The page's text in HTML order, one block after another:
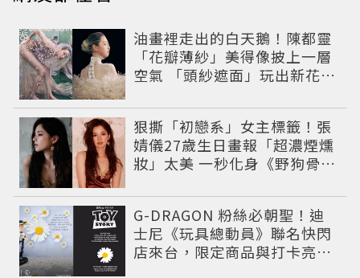
油畫裡走出的白天鵝！陳都靈
「花瓣薄紗」美得像披上一層
空氣 「頭紗遮面」玩出新花樣
狠撕「初戀系」女主標籤！張
婧儀27歲生日畫報「超濃煙燻
妝」太美 一秒化身《野狗骨
G-DRAGON 粉絲必朝聖！迪
士尼《玩具總動員》聯名快閃
店來台，限定商品與打卡亮點